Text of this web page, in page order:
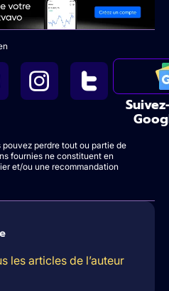
perdre tout ou partie de
fournies ne constituent en
et/ou une recommandation
les articles de l’auteur